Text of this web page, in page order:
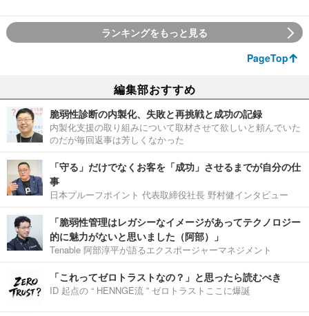
ランキングをもっと見る
PageTop
編集部おすすめ
脆弱性診断の内製化、失敗と再挑戦と成功の記録
内製化支援の取り組みについて取材させて欲しいと頼んでいた
のだが毎回返事は芳しくなかった
「守る」だけでなくお客を「成功」させるまでが自分の仕
事
日本プルーフポイント 代表取締役社長 野村健インタビュー
「脆弱性管理はレガシーなイメージがあってテクノロジー
的に魅力がないと思いました（阿部）」
Tenable 阿部淳平が語るエクスポージャーマネジメント
「これってゼロトラストなの？」と思ったら読むべき
ID 起点の “ HENNGE流 ” ゼロトラストここに爆誕